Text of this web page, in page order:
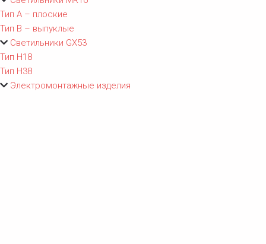
Тип A – плоские
Тип B – выпуклые
Светильники GX53
Тип Н18
Тип Н38
Электромонтажные изделия